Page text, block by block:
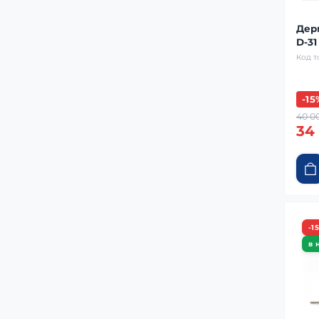
D-
Код
-
40
34
-
в